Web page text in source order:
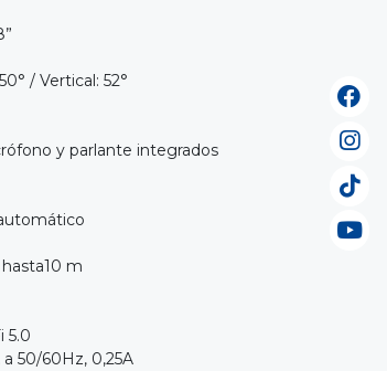
52°
y parlante integrados
m
0,25A